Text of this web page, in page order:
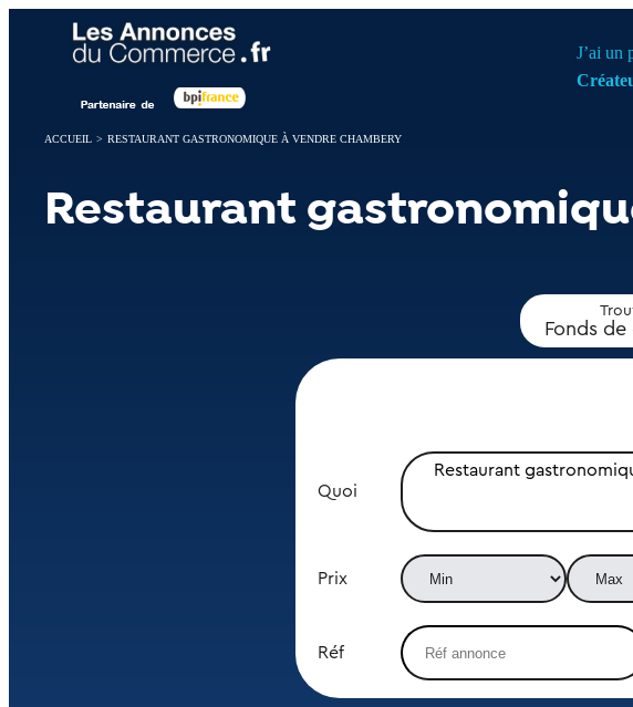
J’ai un
ACCUEIL > RESTAURANT GASTRONOMIQUE À VENDRE CHAMBERY
Restaurant
Fonds
Quoi
Restaurant
Prix
Réf
Panneau de gestion des cookies